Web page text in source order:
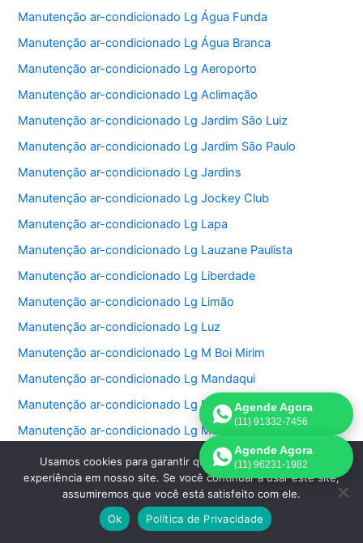
Manutenção ar-condicionado Lg Água Funda
Manutenção ar-condicionado Lg Água Branca
Manutenção ar-condicionado Lg Aeroporto
Manutenção ar-condicionado Lg Aclimação
Manutenção ar-condicionado Lg Jardim São Luiz
Manutenção ar-condicionado Lg Jardim São Paulo
Manutenção ar-condicionado Lg Jardins
Manutenção ar-condicionado Lg Jockey Club
Manutenção ar-condicionado Lg Lapa
Manutenção ar-condicionado Lg Lauzane Paulista
Manutenção ar-condicionado Lg Liberdade
Manutenção ar-condicionado Lg Limão
Manutenção ar-condicionado Lg Luz
Manutenção ar-condicionado Lg M Boi Mirim
Manutenção ar-condicionado Lg Mandaqui
Manutenção ar-condicionado Lg Moema
Manutenção ar-condicionado Lg Mooca
Manutenção ar-condicionado Lg Morumbi
Manutenção ar-condicionado Lg Pacaembu
Manutenção ar-condicionado Lg Paineiras do Morumbi
Manutenção ar-condicionado Lg Vila Sônia
Agende Agora
(11) 91332-7456
Agende Agora
(11) 96231-1982
Usamos cookies para garantir que oferecemos a melhor
experiência em nosso site. Se você continuar a usar este site,
assumiremos que você está satisfeito com ele.
Ok
Política de Privacidade